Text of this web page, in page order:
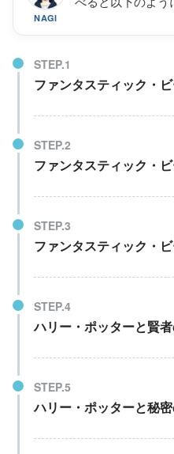
NAGI
ファンタスティック・
ファンタスティック・
ファンタスティック・
ハリー・ポッターと賢
ハリー・ポッターと秘